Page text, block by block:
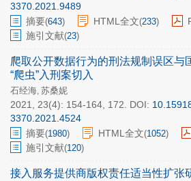
3370.2021.9489
摘要(643) HTML全文(233)
施引文献(23)
爬取公开数据行为的刑法规制误区
“爬虫”入刑案切入
石经海, 苏桑妮
2021, 23(4): 154-164, 172. DOI:
3370.2021.4524
摘要(1980) HTML全文(1052)
施引文献(120)
接入服务提供商版权责任适当性扩张